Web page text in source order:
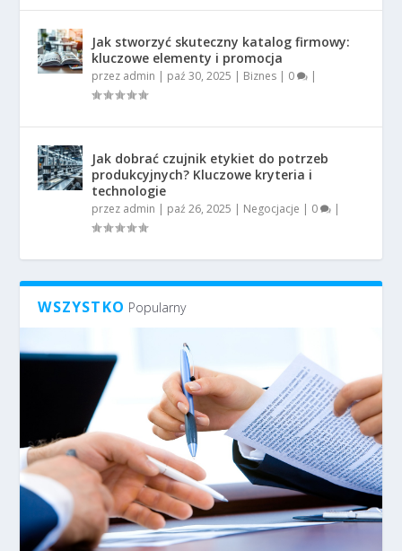
Jak stworzyć skuteczny katalog firmowy:
kluczowe elementy i promocja
przez admin | paź 30, 2025 | Biznes | 0 |
Jak dobrać czujnik etykiet do potrzeb
produkcyjnych? Kluczowe kryteria i
technologie
przez admin | paź 26, 2025 | Negocjacje | 0 |
WSZYSTKO Popularny